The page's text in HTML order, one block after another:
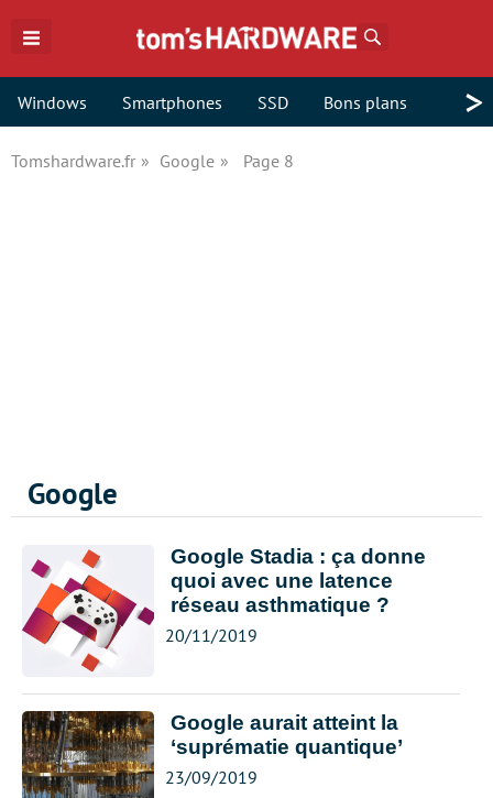
Windows Smartphones SSD Bons plans >
Tomshardware.fr Google Page 8
Google
Google Stadia : ça donne
quoi avec une latence
réseau asthmatique ?
20/11/2019
Google aurait atteint la
‘suprématie quantique’
23/09/2019